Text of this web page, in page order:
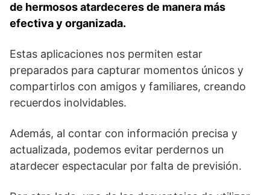
de hermosos atardeceres de‌ manera más
efectiva y organizada.
Estas aplicaciones nos permiten ⁤estar
preparados para capturar momentos únicos y
compartirlos con amigos y familiares, creando
recuerdos inolvidables. ‌
Además, al contar ⁣con información precisa y
actualizada, podemos evitar perdernos un
atardecer espectacular por falta de previsión.